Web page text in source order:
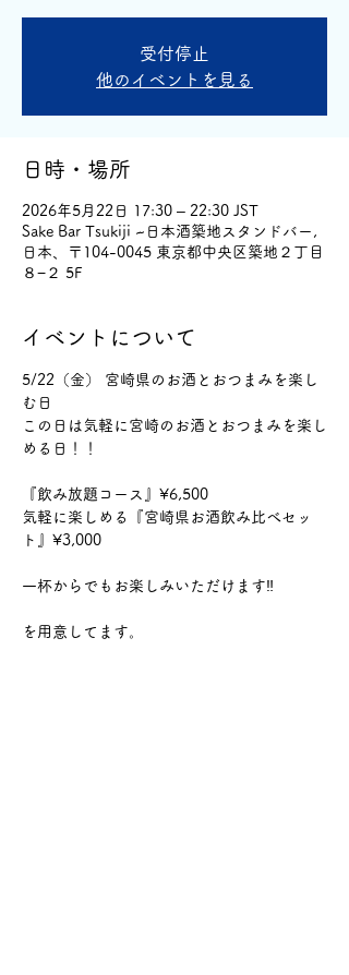
受付停止
他のイベントを見る
日時・場所
2026年5月22日 17:30 – 22:30 JST
Sake Bar Tsukiji ~日本酒築地スタンドバー,
日本、〒104-0045 東京都中央区築地２丁目
８−２ 5F
イベントについて
5/22（金） 宮崎県のお酒とおつまみを楽し
む日
この日は気軽に宮崎のお酒とおつまみを楽し
める日！！
『飲み放題コース』¥6,500
気軽に楽しめる『宮崎県お酒飲み比べセッ
ト』¥3,000
一杯からでもお楽しみいただけます‼️
を用意してます。